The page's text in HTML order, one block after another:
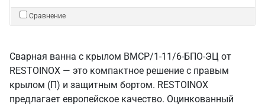
Сравнение
Сварная ванна с крылом ВМСР/1-11/6-БПО-ЭЦ от
RESTOINOX — это компактное решение с правым
крылом (П) и защитным бортом. RESTOINOX
предлагает европейское качество. Оцинкованный